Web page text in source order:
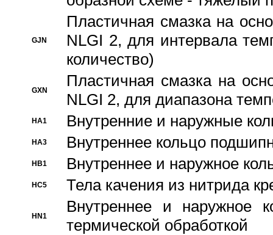
GJN
Пластичная смазка на
NLGI 2, для интервала
количество)
GXN
Пластичная смазка на
NLGI 2, для диапазона
HA1 Внутренние и наружные
HA3 Bнутреннее кольцо
HB1 Bнутреннее и наружное
HC5 Тела качения из нитрида
HN1
Bнутреннее и наружное
термической обработкой